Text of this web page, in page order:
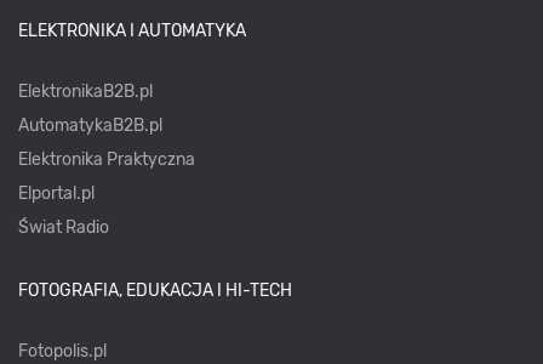
ELEKTRONIKA I AUTOMATYKA
ElektronikaB2B.pl
AutomatykaB2B.pl
Elektronika Praktyczna
Elportal.pl
Świat Radio
FOTOGRAFIA, EDUKACJA I HI-TECH
Fotopolis.pl